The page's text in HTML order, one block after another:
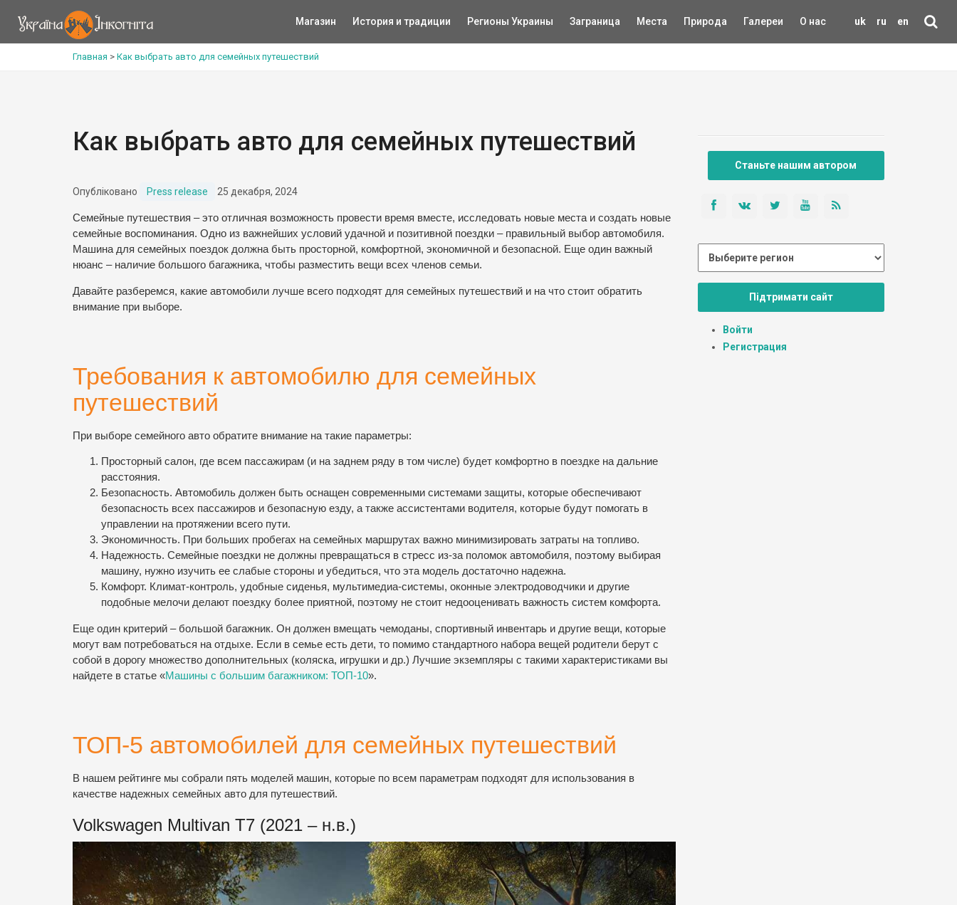
uk ru en
Магазин История и традиции Регионы Украины Заграница Места Природа Галереи О нас
Главная > Как выбрать авто для семейных путешествий
Как выбрать авто для семейных путешествий
Опубліковано Press release 25 декабря, 2024
Семейные путешествия – это отличная возможность провести время вместе, исследовать новые места и создать новые
семейные воспоминания. Одно из важнейших условий удачной и позитивной поездки – правильный выбор автомобиля.
Машина для семейных поездок должна быть просторной, комфортной, экономичной и безопасной. Еще один важный
нюанс – наличие большого багажника, чтобы разместить вещи всех членов семьи.
Давайте разберемся, какие автомобили лучше всего подходят для семейных путешествий и на что стоит обратить
внимание при выборе.
Требования к автомобилю для семейных
путешествий
При выборе семейного авто обратите внимание на такие параметры:
Просторный салон, где всем пассажирам (и на заднем ряду в том числе) будет комфортно в поездке на дальние
расстояния.
Безопасность. Автомобиль должен быть оснащен современными системами защиты, которые обеспечивают
безопасность всех пассажиров и безопасную езду, а также ассистентами водителя, которые будут помогать в
управлении на протяжении всего пути.
Экономичность. При больших пробегах на семейных маршрутах важно минимизировать затраты на топливо.
Надежность. Семейные поездки не должны превращаться в стресс из-за поломок автомобиля, поэтому выбирая
машину, нужно изучить ее слабые стороны и убедиться, что эта модель достаточно надежна.
Комфорт. Климат-контроль, удобные сиденья, мультимедиа-системы, оконные электродоводчики и другие
подобные мелочи делают поездку более приятной, поэтому не стоит недооценивать важность систем комфорта.
Еще один критерий – большой багажник. Он должен вмещать чемоданы, спортивный инвентарь и другие вещи, которые
могут вам потребоваться на отдыхе. Если в семье есть дети, то помимо стандартного набора вещей родители берут с
собой в дорогу множество дополнительных (коляска, игрушки и др.) Лучшие экземпляры с такими характеристиками вы
найдете в статье «Машины с большим багажником: ТОП-10».
ТОП-5 автомобилей для семейных путешествий
В нашем рейтинге мы собрали пять моделей машин, которые по всем параметрам подходят для использования в
качестве надежных семейных авто для путешествий.
Volkswagen Multivan T7 (2021 – н.в.)
Станьте нашим автором
Підтримати сайт
Войти
Регистрация